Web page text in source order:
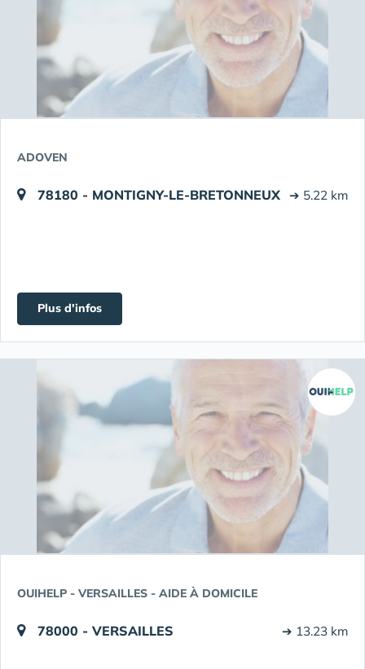
ADOVEN
78180 - MONTIGNY-LE-BRETONNEUX ➔ 5.22 km
Plus d'infos
OUIHELP - VERSAILLES - AIDE À DOMICILE
78000 - VERSAILLES ➔ 13.23 km